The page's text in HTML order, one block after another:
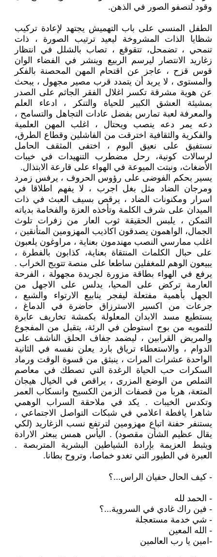
وقود لتصفو الصور في الذهن.
الطفل المنسي على باب التهميش يجتهد لإعادة تركيب
شظايا الذات المشروخة ليعيد ترتيب الصورة ، ذات
تنمحي ، تضمحل، تتقوقع ، تصاب بالشلل في انتظار
زغاريد الانتصار ليرسم الربيع وينشر في الفضاء الوان
قوس قزح ، عاجز عن اقتحام المهن المحصنة بالفكر
والمستوى ، لا يريد أن يتمدد قرب مصير مجهول ، يبحث
عن هوية مشرقة تكسر اغلال الفقر الجاثم على الصدر
بمشيئة العشق الكبير للحياة والتنكر ، ادعاء العلم
والمعرفة لعبة تمارس بفضل عادات التجاهل والتسامح ،
دعه يمر دعه ينصب ويحتال ، اغلب المهن العلمية
والفكرية والثقافية اخترقت من الفاشلين وقطاع الطرق،
نستفيق على نعيق البوم ، اختفى المثقف الحامل
لرسالات كونية، رحل مضطرب التنهيدات في خيبات
الأضغاث، ونبتت الميوعة في الهواء على قارعة الابتذال.
يسير بحكم الفوضى على رؤوس الحروف ، يرفس زمرد
ومرجان الضاد مثل بغل اجرب ، لا يفهم اطلاقا في
اسرار ومكنونات الضاد ، يرقص بسيف العبث في ذات
الميدان على شرف الكلمة وتأخذه العزة والفخامة بدياته
التمكن ، يلبس الحقيقة ثوب العار من زفرات تلوث
الجمال، الواهمون يصدقون اكاذيب المهزومين المتأنقين ،
اغلب ممارسي النصب مهندمون بعناية ، مراوغون يلعبون
على حبال الكلمات المنتقاة بعناية، كذابون بالفطرة ،
يبيعون الوهم للمغفلين ساطعا على منصة تتويج الخراب .
يرفع في الهواء بطاقة مزورة لجريدة مجهولة ، الفرحة
العارمة تركض على المحيا، يدلس على الاجهل من
الجهل بأهمية مفتعلة ليفجر ينابيع الارتواء والشبع ،
جرعات من اكسير الاسترزاق حاضرة في الدماغ ،
يستطيع مسد الابدان المعلولة بكمشة تخاريف عابرة
للتمويه من بوح استوطن في الرئة، يتقبل من المفجوع
والمريض القرابين ، ليضمد جفاف الحلق الناشف على
الدوام ، والاستعطاء ترياق بارد يعلن نفسه في الثانية
الواحدة عشرات المرات ، ينبثق من قسوة الوقت ورماد
السكرات حب الحياة الرغدة التي تصطك في معاصم
التملص من الوضع المزرى ، يراقص في الخيال هيجان
المتعة، هربا من قصفات الزمن الكسيح وانسكاب العمر
وتكدس الخيبات . يكد في ملاحقة السراب الوهمي
شاهرا يافطة اعلامي في شبكات التواصل الاجتماعي ،
يستنفر حفنة اتباع مهزومين لترتفع نسب الزغاريد (لكي
يقال عظيم الشأن مقصود) . اليأس همس يبعثر الارادة
ويثبط العزيمة بإرادة الشياطين البشرية المتربصة .
العبرة في الطيور التي تغدو خماصا، وتروح بطانا.
- كيف الحال حفيان الراس...؟
- الحمد لله
- فين راك غادي في السروية...؟
- شي خدمة مستعجلة
- الله المعين
-امين يا رب العالمين